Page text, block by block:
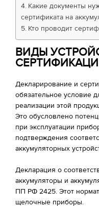
Какие документы
сертификата на
Кто проводит
ВИДЫ
Декларирование и
обязательное условие
реализации этой
Это обусловлено
при эксплуатации
подтверждения
аккумуляторных
Декларация о
аккумуляторы и
ПП РФ 2425. Этот
щелочные приборы.